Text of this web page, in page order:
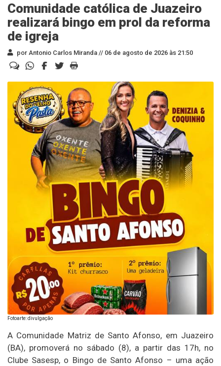
Comunidade católica de Juazeiro
realizará bingo em prol da reforma
de igreja
por Antonio Carlos Miranda // 06 de agosto de 2026 às 21:50
Fotoarte: divulgação
A Comunidade Matriz de Santo Afonso, em Juazeiro
(BA), promoverá no sábado (8), a partir das 17h, no
Clube Sasesp, o Bingo de Santo Afonso – uma ação